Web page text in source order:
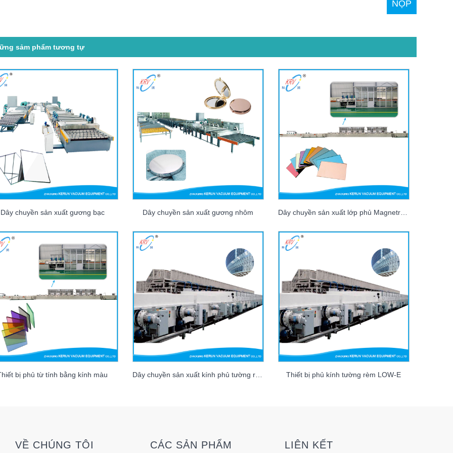
sảm phẩm tương tự
Dây chuyền sản xuất gương bạc Dây chuyền sản xuất gương nhôm Dây chuyền sản xuất lớp phủ Magnetron thủy tinh màu
bị phủ từ tính bằng kính màu Dây chuyền sản xuất kính phủ tường rèm LOW-E Thiết bị phủ kính tường rèm LOW-E
VỀ CHÚNG TÔI CÁC SẢN PHẨM LIÊN KẾT